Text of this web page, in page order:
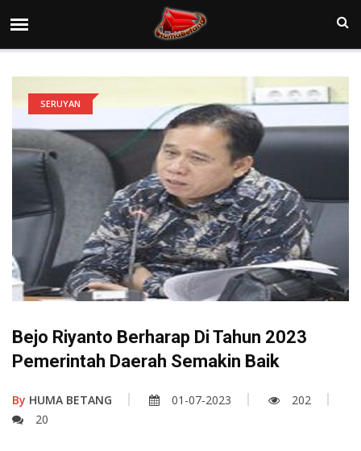
SERUYAN
Bejo Riyanto Berharap Di Tahun 2023
Pemerintah Daerah Semakin Baik
By HUMA BETANG 01-07-2023
202
20